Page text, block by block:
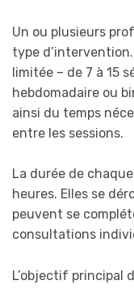
Un ou plusieurs
type
limitée – de 7 à 15
hebdomadaire ou
ainsi du temps
entre les sessions.
La durée de
heures. Elles se
peuvent se
consultations
L’objectif principal